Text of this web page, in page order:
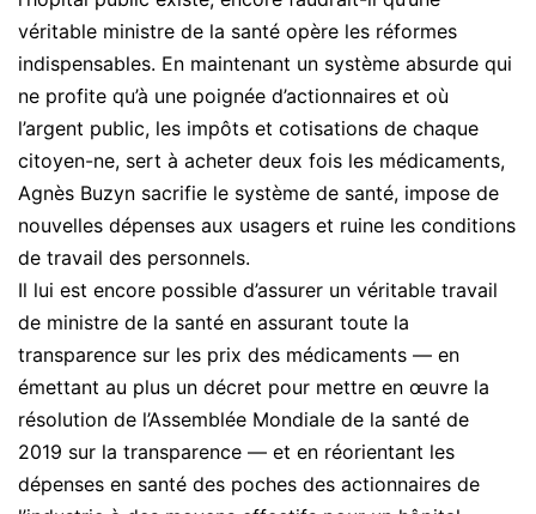
véritable ministre de la santé opère les réformes
indispensables. En maintenant un système absurde qui
ne profite qu’à une poignée d’actionnaires et où
l’argent public, les impôts et cotisations de chaque
citoyen-ne, sert à acheter deux fois les médicaments,
Agnès Buzyn sacrifie le système de santé, impose de
nouvelles dépenses aux usagers et ruine les conditions
de travail des personnels.
Il lui est encore possible d’assurer un véritable travail
de ministre de la santé en assurant toute la
transparence sur les prix des médicaments — en
émettant au plus un décret pour mettre en œuvre la
résolution de l’Assemblée Mondiale de la santé de
2019 sur la transparence — et en réorientant les
dépenses en santé des poches des actionnaires de